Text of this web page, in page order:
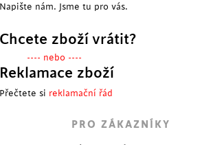
Napište nám. Jsme tu pro vás.
Chcete zboží vrátit?
---- nebo ----
Reklamace zboží
Přečtete si reklamační řád
PRO ZÁKAZNÍKY